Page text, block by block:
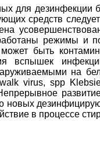
для дезинфекции
средств
режимы и
быть
вспышек
на
virus, spp
новых
в процессе